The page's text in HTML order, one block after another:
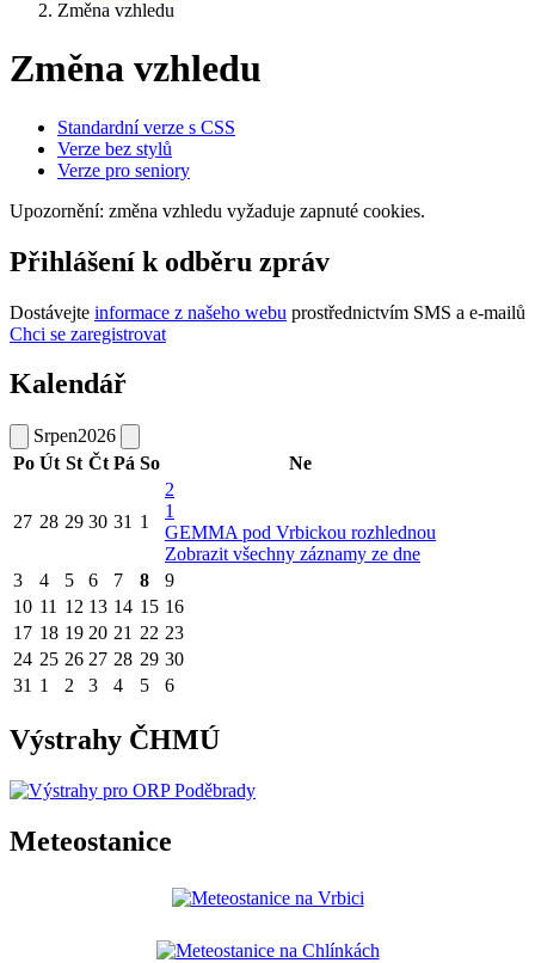
Změna vzhledu
Změna vzhledu
Standardní verze s CSS
Verze bez stylů
Verze pro seniory
Upozornění: změna vzhledu vyžaduje zapnuté cookies.
Přihlášení k odběru zpráv
Dostávejte informace z našeho webu prostřednictvím SMS a e-mailů
Chci se zaregistrovat
Kalendář
Srpen2026
Po Út St Čt Pá So Ne
27 28 29 30 31 1
2
1
GEMMA pod Vrbickou rozhlednou
Zobrazit všechny záznamy ze dne
3
4 5 6 7 8
9
10 11 12 13 14 15 16
17 18 19 20 21 22 23
24 25 26 27 28 29 30
31 1 2 3 4 5 6
Výstrahy ČHMÚ
Meteostanice